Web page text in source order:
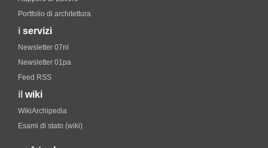
Portfolio di architettura
i servizi
Newsletter 07nl
Newsletter 01pa
Feed RSS
il wiki
WikiArchipedia
Esami di stato (wiki)